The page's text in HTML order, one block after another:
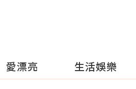
愛漂亮 生活娛樂